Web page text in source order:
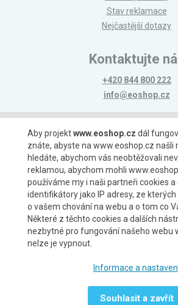
Stav reklamace
Nejčastější dotazy
Kontaktujte
+420 844 800 222
info@eoshop.cz
Možnosti platby
Možnosti
Aby projektwww.eoshop.cz dál
znáte, abyste na www.eoshop.cz našli
hledáte, abychom vás neobtěžovali
reklamou, abychom mohli
používáme my i naši partneři cookies a
identifikátory jako IP adresy, ze
o vašem chování na webu a o tom co
Některé z těchto cookies a dalších
nezbytné pro fungování našeho webu
nelze je vypnout.
Informace a
Souhlasit a zavřít